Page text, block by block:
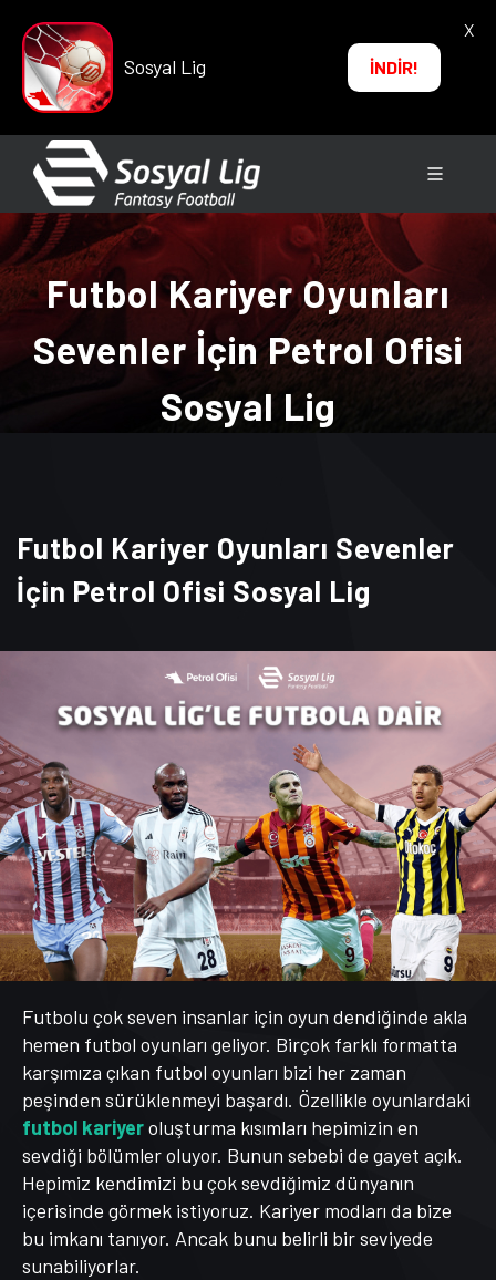
Sosyal Lig İNDİR!
X
Futbol Kariyer Oyunları
Sevenler İçin Petrol Ofisi
Sosyal Lig
Futbol Kariyer Oyunları Sevenler
İçin Petrol Ofisi Sosyal Lig
Futbolu çok seven insanlar için oyun dendiğinde akla
hemen futbol oyunları geliyor. Birçok farklı formatta
karşımıza çıkan futbol oyunları bizi her zaman
peşinden sürüklenmeyi başardı. Özellikle oyunlardaki
futbol kariyeroluşturma kısımları hepimizin en
sevdiği bölümler oluyor. Bunun sebebi de gayet açık.
Hepimiz kendimizi bu çok sevdiğimiz dünyanın
içerisinde görmek istiyoruz. Kariyer modları da bize
bu imkanı tanıyor. Ancak bunu belirli bir seviyede
sunabiliyorlar.